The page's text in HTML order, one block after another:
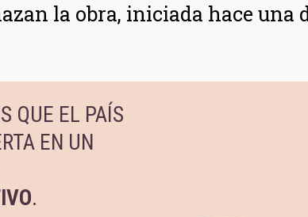
la obra, iniciada hace una
QUE EL PAÍS
EN UN
.